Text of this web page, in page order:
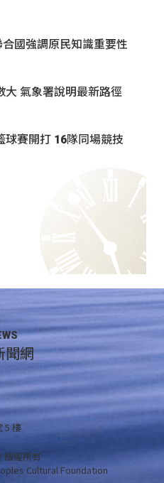
國強調原民知識重要性
大 氣象署說明最新路徑
球賽開打 16隊同場競技
聞網
5 樓
版權所有
Cultural Foundation